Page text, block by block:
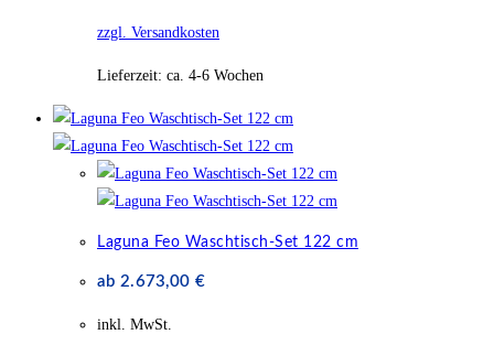
zzgl. Versandkosten
Lieferzeit: ca. 4-6 Wochen
Laguna Feo Waschtisch-Set 122 cm
ab 2.673,00 €
inkl. MwSt.